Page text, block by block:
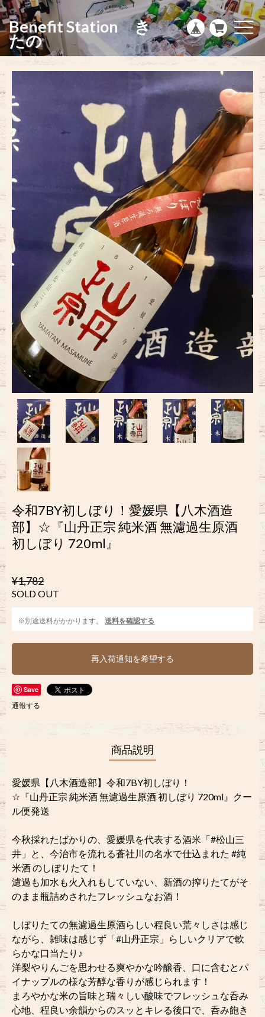
Benefit Station き
たの
t
o
g
g
e
a
v
i
g
a
t
o
n
令和7BY初しぼり！愛媛県【八木酒造
部】☆『山丹正宗 純米酒 無濾過生原酒
初しぼり 720ml』
¥1,782
SOLD OUT
※別途送料がかかります。 送料を確認する
再入荷通知を希望する
Save
通報する
商品説明
愛媛県【八木酒造部】令和7BY初しぼり！
☆『山丹正宗 純米酒 無濾過生原酒 初しぼり 720ml』クー
ル便発送
今秋採れたばかりの、愛媛県を代表する酒米「#松山三
井」と、今治市を流れる蒼社川の名水で仕込まれた #純
米酒 のしぼりたて！
濾過も加水も火入れもしていない、新酒の搾りたてがそ
のまま瓶詰めされたフレッシュなお酒！
しぼりたての無濾過生原酒らしい程良い荒々しさは感じ
ながら、雑味は感じず「#山丹正宗」らしいクリアで軟
らかな口当たり♪
洋梨やりんごを思わせる爽やかな吟醸香、口に含むとパ
イナップルの様な芳醇な香りが感じられます！
まろやかな米の旨味と瑞々しい酸味でフレッシュな呑み
心地、程良い余韻からのスッとキレる後口で、呑み飽き
g
l
e
n
a
v
i
t
i
n